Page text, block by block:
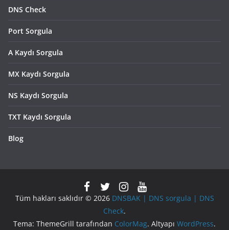
DNS Check
Port Sorgula
A Kaydı Sorgula
MX Kaydı Sorgula
NS Kaydı Sorgula
TXT Kaydı Sorgula
Blog
Tüm hakları saklıdır © 2026 DNSBAK | DNS sorgula | DNS
Check.
Tema: ThemeGrill tarafından ColorMag. Altyapı WordPress.